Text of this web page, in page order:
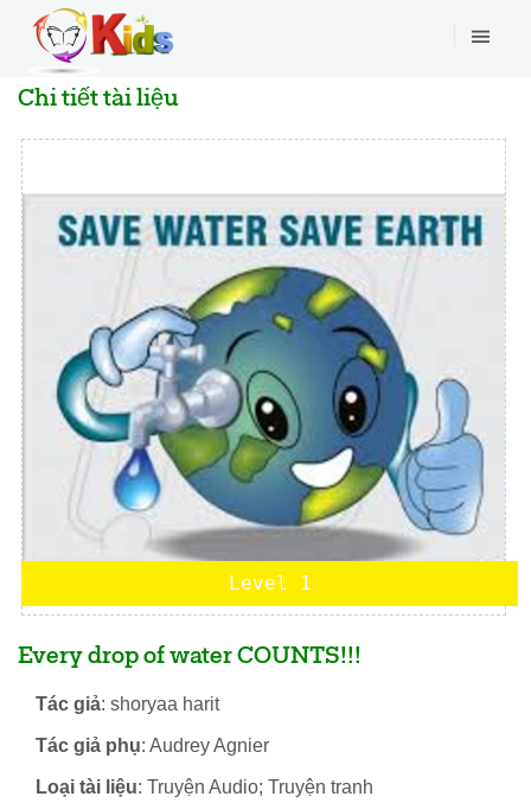
Chi tiết tài liệu
Level 1
Every drop of water COUNTS!!!
Tác giả: shoryaa harit
Tác giả phụ: Audrey Agnier
Loại tài liệu: Truyện Audio; Truyện tranh